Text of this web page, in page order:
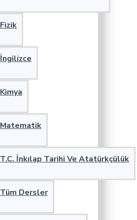
Fizik
İngilizce
Kimya
Matematik
T.C. İnkılap Tarihi Ve Atatürkçülük
Tüm Dersler